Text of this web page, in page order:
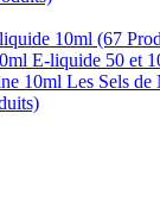
10ml (67
E-liquide 50 et
Les Sels de